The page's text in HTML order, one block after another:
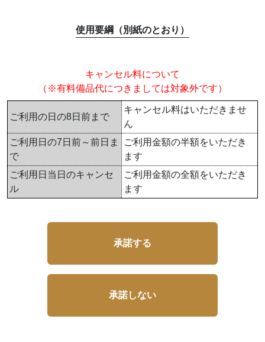
使用要綱（別紙のとおり）
キャンセル料について
（※有料備品代につきましては対象外です）
ご利用の日の8日前まで
キャンセル料はいただきませ
ん
ご利用日の7日前～前日ま
で
ご利用金額の半額をいただき
ます
ご利用日当日のキャンセ
ル
ご利用金額の全額をいただき
ます
承諾する
承諾しない